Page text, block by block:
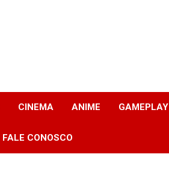
CINEMA ANIME GAMEPLAY
FALE CONOSCO